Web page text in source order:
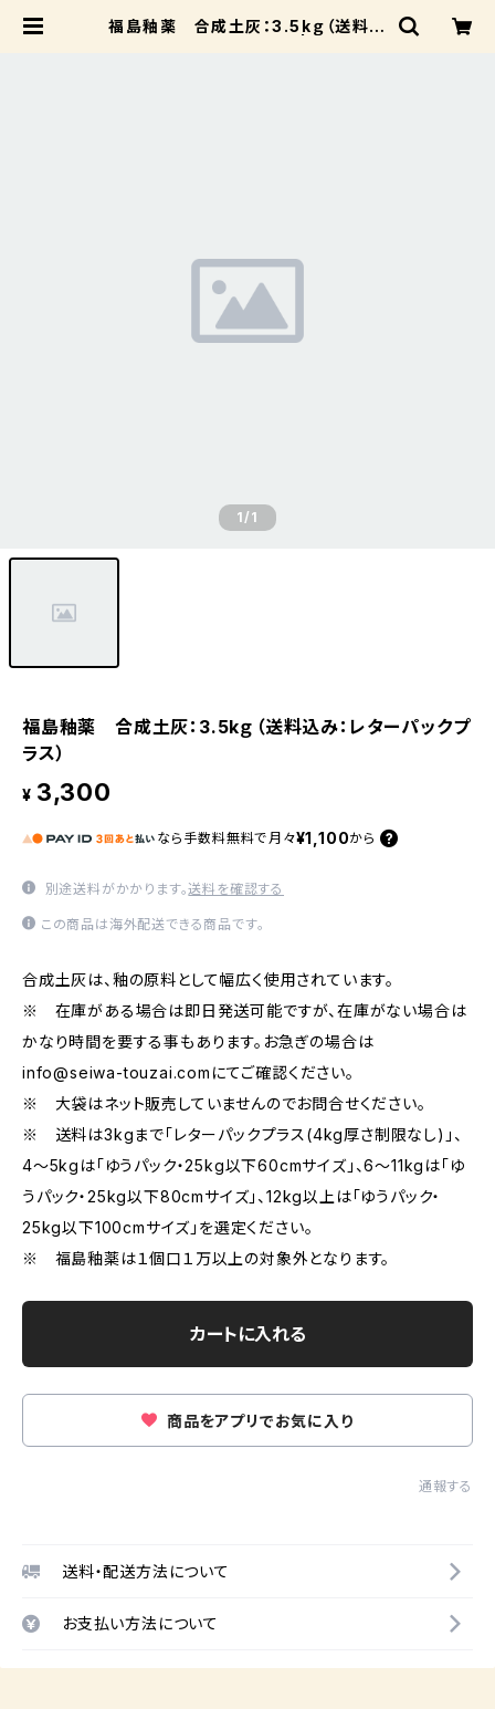
福島釉薬 合成土灰：3.5kｇ（送料込
1/1
福島釉薬 合成土灰：3.5kｇ（送料込み：レターパックプ
ラス）
¥ 3,300
なら 手数料無料で 月々¥1,100から
別途送料がかかります。送料を確認する
この商品は海外配送できる商品です。
合成土灰は、釉の原料として幅広く使用されています。
※ 在庫がある場合は即日発送可能ですが、在庫がない場合は
かなり時間を要する事もあります。お急ぎの場合は
info@seiwa-touzai.com にてご確認ください。
※ 大袋はネット販売していませんのでお問合せください。
※ 送料は3kgまで「レターパックプラス(4kg厚さ制限なし)」、
4～5kgは「ゆうパック・25kg以下60cmサイズ」、6～11kgは「ゆ
うパック・25kg以下80cmサイズ」、12kg以上は「ゆうパック・
25kg以下100cmサイズ」を選定ください。
※ 福島釉薬は１個口１万以上の対象外となります。
カートに入れる
商品をアプリでお気に入り
通報する
送料・配送方法について
お支払い方法について